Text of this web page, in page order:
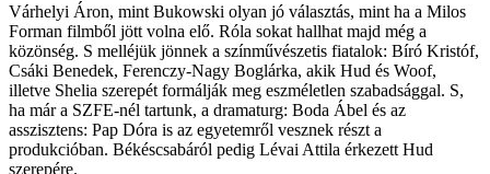
Várhelyi Áron, mint Bukowski olyan jó választás, mint ha a Milos
Forman filmből jött volna elő. Róla sokat hallhat majd még a
közönség. S melléjük jönnek a színművészetis fiatalok: Bíró Kristóf,
Csáki Benedek, Ferenczy-Nagy Boglárka, akik Hud és Woof,
illetve Shelia szerepét formálják meg eszméletlen szabadsággal. S,
ha már a SZFE-nél tartunk, a dramaturg: Boda Ábel és az
asszisztens: Pap Dóra is az egyetemről vesznek részt a
produkcióban. Békéscsabáról pedig Lévai Attila érkezett Hud
szerepére.